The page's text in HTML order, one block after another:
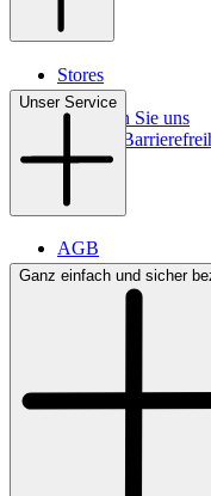
Stores
Kontakt
So finden Sie uns
Digitale
Unser Service
AGB
Lieferbedingungen
Bezahlung
Ganz einfach und sicher